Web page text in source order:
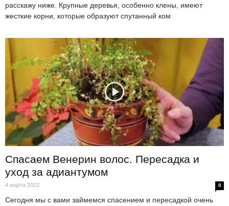
расскажу ниже. Крупные деревья, особенно клены, имеют
жесткие корни, которые образуют спутанный ком
Спасаем Венерин волос. Пересадка и
уход за адиантумом
4 марта 2022 0
Сегодня мы с вами займемся спасением и пересадкой очень